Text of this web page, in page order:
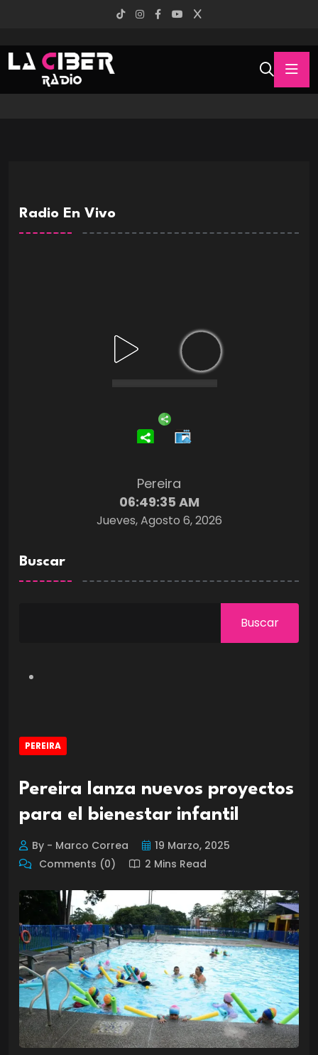
PEREIRA
Pereira lanza nuevos proyectos
para el bienestar infantil
By - Marco Correa
19 Marzo, 2025
Comments (0)
2 Mins Read
Radio En Vivo
Pereira
06:49:36 AM
Jueves, Agosto 6, 2026
Buscar
Buscar